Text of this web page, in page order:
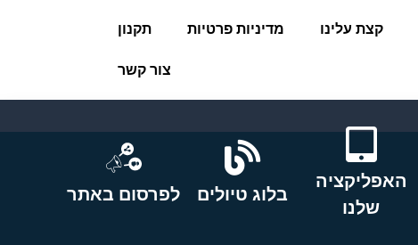
קצת עלינו מדיניות פרטיות תקנון
צור קשר
האפליקציה
שלנו
בלוג טיולים לפרסום באתר